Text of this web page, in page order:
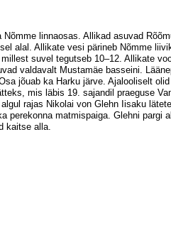
linnaosas. Allikad asuvad
alal. Allikate vesi pärineb Nõmme
suvel tegutseb 10–12. Allikate
valdavalt Mustamäe basseini.
jõuab ka Harku järve. Ajalooliselt
mis läbis 19. sajandil praeguse
rajas Nikolai von Glehn Iisaku
perekonna matmispaiga. Glehni pargi
kaitse alla.